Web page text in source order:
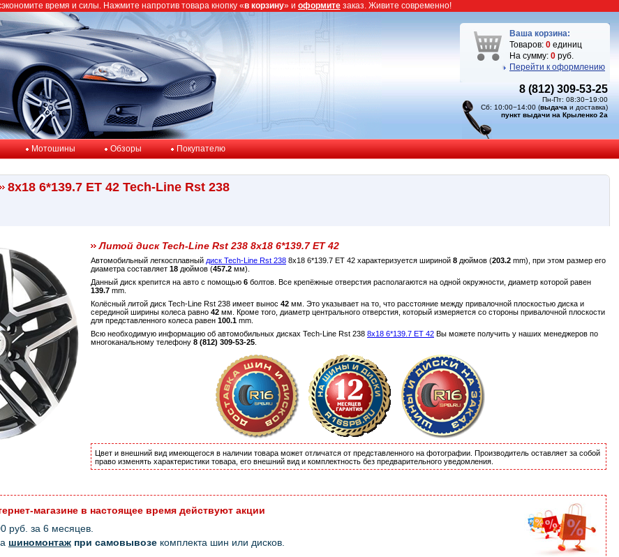
Ваша корзина:
Товаров: 0 единиц
На сумму: 0 руб.
Перейти к оформлению
8 (812) 309-53-25
Пн-Пт: 08:30−19:00
Сб: 10:00−14:00 (выдача и доставка)
пункт выдачи на Крыленко 2а
Мотошины Обзоры Покупателю
8x18 6*139.7 ET 42 Tech-Line Rst 238
Литой диск Tech-Line Rst 238 8x18 6*139.7 ET 42
Автомобильный легкосплавный диск Tech-Line Rst 238 8x18 6*139.7 ET 42 характеризуется шириной 8 дюймов (203.2 mm), при этом размер его
диаметра составляет 18 дюймов (457.2 мм).
Данный диск крепится на авто с помощью 6 болтов. Все крепёжные отверстия располагаются на одной окружности, диаметр которой равен
139.7 mm.
Колёсный литой диск Tech-Line Rst 238 имеет вынос 42 мм. Это указывает на то, что расстояние между привалочной плоскостью диска и
серединой ширины колеса равно 42 мм. Кроме того, диаметр центрального отверстия, который измеряется со стороны привалочной плоскости
для представленного колеса равен 100.1 mm.
Всю необходимую информацию об автомобильных дисках Tech-Line Rst 238 8x18 6*139.7 ET 42 Вы можете получить у наших менеджеров по
многоканальному телефону 8 (812) 309-53-25
Цвет и внешний вид имеющегося в наличии товара может отличатся от представленного на фотографии. Производитель оставляет за собой
право изменять характеристики товара, его внешний вид и комплектность без предварительного уведомления.
магазине в настоящее время действуют акции
руб. за 6 месяцев.
шиномонтаж при самовывозе комплекта шин или дисков.
время и силы. Нажмите напротив товара кнопку «в корзину» и оформите заказ. Живите современно!